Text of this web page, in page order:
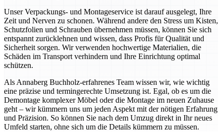
Unser Verpackungs- und Montageservice ist darauf ausgelegt, Ihre
Zeit und Nerven zu schonen. Während andere den Stress um Kisten,
Schutzfolien und Schrauben übernehmen müssen, können Sie sich
entspannt zurücklehnen und wissen, dass Profis für Qualität und
Sicherheit sorgen. Wir verwenden hochwertige Materialien, die
Schäden im Transport verhindern und Ihre Einrichtung optimal
schützen.
Als Annaberg Buchholz-erfahrenes Team wissen wir, wie wichtig
eine präzise und termingerechte Umsetzung ist. Egal, ob es um die
Demontage komplexer Möbel oder die Montage im neuen Zuhause
geht – wir kümmern uns um jeden Aspekt mit der nötigen Erfahrung
und Präzision. So können Sie nach dem Umzug direkt in Ihr neues
Umfeld starten, ohne sich um die Details kümmern zu müssen.